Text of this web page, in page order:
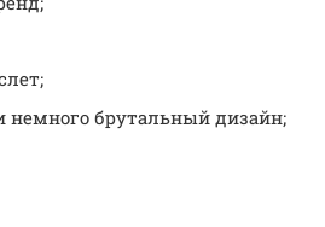
немного брутальный дизайн;